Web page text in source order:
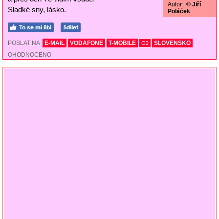
Sladké sny, lásko.
Autor: © Jiří
Poláček
POSLAT NA E-MAIL VODAFONE T-MOBILE O2
SLOVENSKO
OHODNOCENO